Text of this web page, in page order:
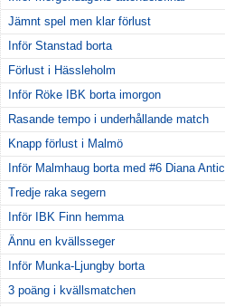
Jämnt spel men klar förlust
Inför Stanstad borta
Förlust i Hässleholm
Inför Röke IBK borta imorgon
Rasande tempo i underhållande match
Knapp förlust i Malmö
Inför Malmhaug borta med #6 Diana Antic
Tredje raka segern
Inför IBK Finn hemma
Ännu en kvällsseger
Inför Munka-Ljungby borta
3 poäng i kvällsmatchen